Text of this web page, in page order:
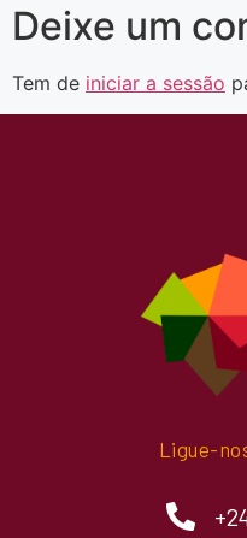
Deixe um
Tem de iniciar a sessão
Ligue-